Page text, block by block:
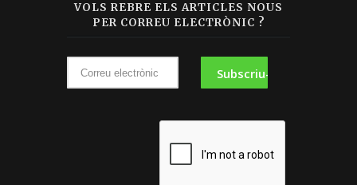
VOLS REBRE ELS ARTICLES NOUS
PER CORREU ELECTRÒNIC ?